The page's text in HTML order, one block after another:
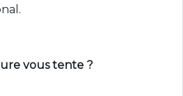
vous tente ?